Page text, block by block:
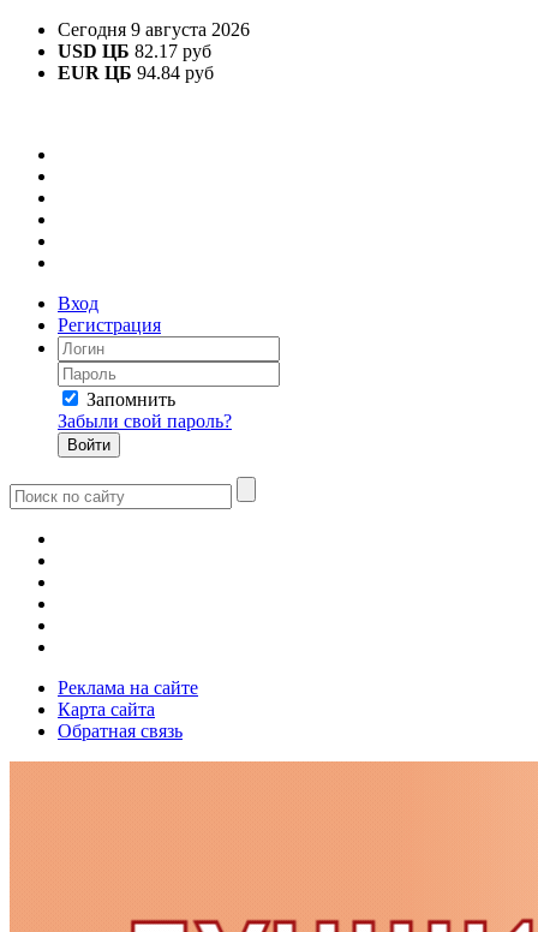
Сегодня 9 августа 2026
USD ЦБ 82.17 руб
EUR ЦБ 94.84 руб
Вход
Регистрация
Запомнить
Забыли свой пароль?
Реклама на сайте
Карта сайта
Обратная связь